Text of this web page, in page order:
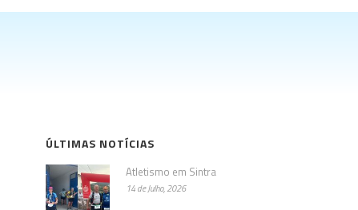
ÚLTIMAS NOTÍCIAS
Atletismo em Sintra
14 de Julho, 2026